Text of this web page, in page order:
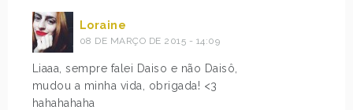
Loraine
08 DE MARÇO DE 2015 - 14:09
Liaaa, sempre falei Daiso e não Daisô,
mudou a minha vida, obrigada! <3
hahahahaha